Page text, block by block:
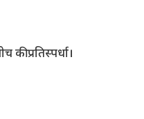
प्रतिस्पर्धा।